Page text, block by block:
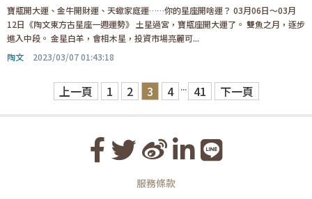
寶瓶開大運、金牛開財運、天蠍家庭運……你的星座開啥運？ 03月06日～03月
12日《陶文東方古星座一週運勢》 土星過宮，寶瓶座開大運了。 雙魚之月，逐步
進入中段。 金星白羊，會相木星，投資市場亮麗可...
陶文
2023/03/07 01:43:18
上一頁 1 2 3 4 ... 41 下一頁
服務條款